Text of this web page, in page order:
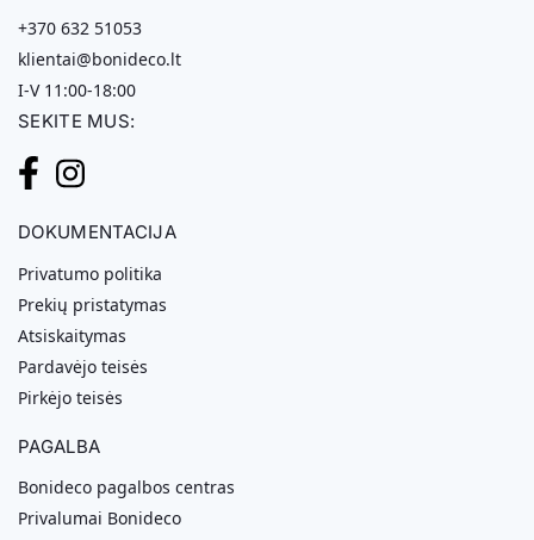
+370 632 51053
klientai@bonideco.lt
I-V 11:00-18:00
SEKITE MUS:
DOKUMENTACIJA
Privatumo politika
Prekių pristatymas
Atsiskaitymas
Pardavėjo teisės
Pirkėjo teisės
PAGALBA
Bonideco pagalbos centras
Privalumai Bonideco